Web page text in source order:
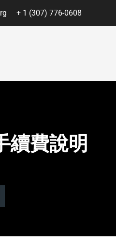
+ 1 (307) 776-0608
續費說明